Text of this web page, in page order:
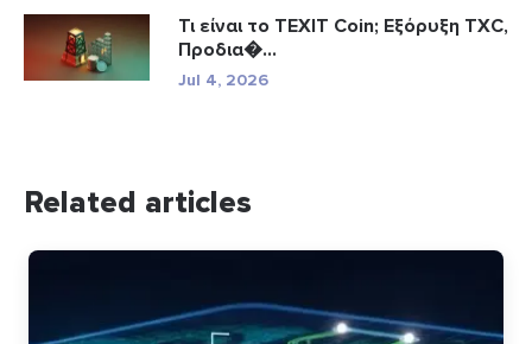
Τι είναι το TEXIT Coin; Εξόρυξη TXC,
Προδια�...
Jul 4, 2026
Related articles